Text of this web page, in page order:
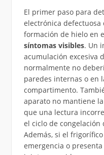
El primer paso para
electrónica defectuosa
formación de hielo en
síntomas visibles. Un
acumulación excesiva
normalmente no
paredes internas o en
compartimento.
aparato no mantiene
que una lectura
el ciclo de
Además, si el
emergencia o